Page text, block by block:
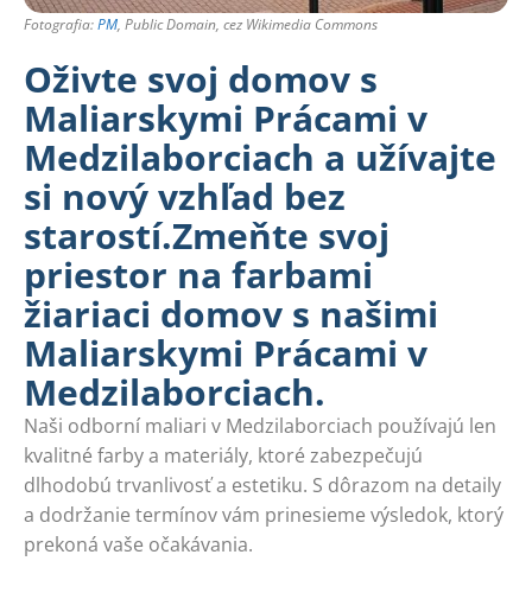
Fotografia:PM, Public Domain, cez Wikimedia Commons
Oživte svoj domov s
Maliarskymi Prácami v
Medzilaborciach a užívajte
si nový vzhľad bez
starostí.Zmeňte svoj
priestor na farbami
žiariaci domov s našimi
Maliarskymi Prácami v
Medzilaborciach.
Naši odborní maliari v Medzilaborciach používajú len
kvalitné farby a materiály, ktoré zabezpečujú
dlhodobú trvanlivosť a estetiku. S dôrazom na detaily
a dodržanie termínov vám prinesieme výsledok, ktorý
prekoná vaše očakávania.